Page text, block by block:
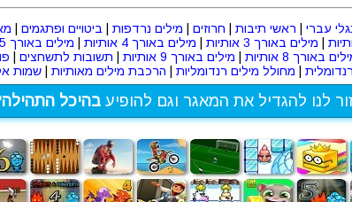
עברי ראשי תיבות חרוזים מילים נרדפות ביטויים ופתגמים
מילים באורך 3 אותיות מילים באורך 4 אותיות מילים באורך 5 אותיות
באורך 8 אותיות מילים באורך 9 אותיות תשובות לתשחצים
מחולל מילים רנדומליות הרכבת מילים מאותיות שמות
לנו להגדיל את המאגר וגם להופיעבהיכל התהילה